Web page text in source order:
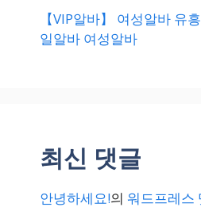
【VIP알바】 여성알바 유
일알바 여성알바
최신 댓글
안녕하세요!의 워드프레스